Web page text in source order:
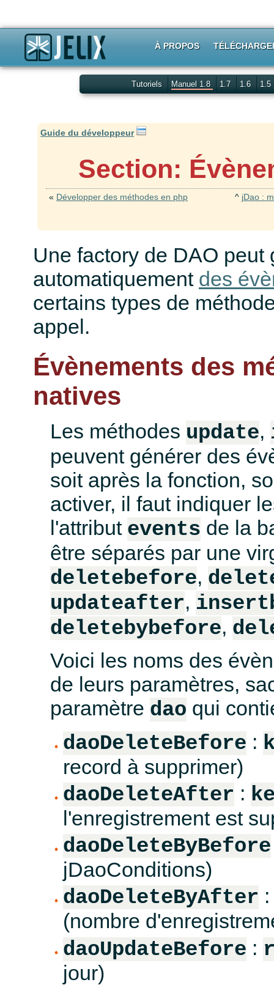
À PROPOS
Tutoriels Manuel 1.8 1.7 1.6 1.5
Guide du développeur
Section:
« Développer des méthodes en php ^ jDao :
Une factory de DAO peut
automatiquement des
certains types de
appel.
Évènements des
natives
Les méthodes update,
peuvent générer des
soit après la fonction,
activer, il faut indiquer
l'attribut events de la
être séparés par une
deletebefore,
updateafter,
deletebybefore,
Voici les noms des
de leurs paramètres,
paramètre dao qui
daoDeleteBefore :
record à supprimer)
daoDeleteAfter :
l'enregistrement est
daoDeleteByBefore
jDaoConditions)
daoDeleteByAfter
(nombre
daoUpdateBefore :
jour)